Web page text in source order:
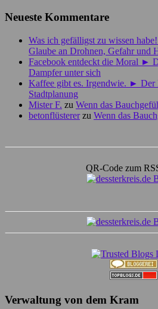
Neueste Kommentare
Was ich gefälligst zu wissen
Glaube an Drohnen, Gefahr und
Facebook entdeckt die Moral ►
Dampfer unter sich
Kaffee gibt es. Irgendwie. ► Der
Stadtplanung
Mister F. zu Wenn das
betonflüstererzu Wenn das
QR-Code zum
Verwaltung von dem Kram